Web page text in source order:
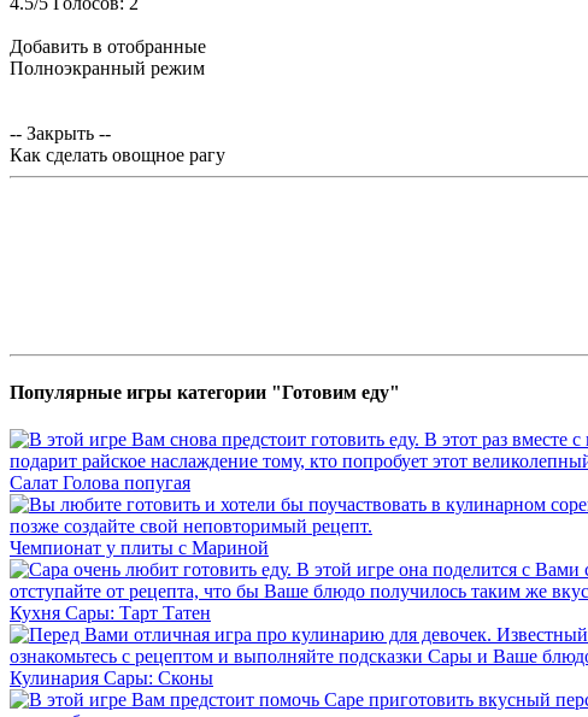
Добавить в отобранные
Полноэкранный режим
-- Закрыть --
Как сделать овощное рагу
Популярные игры категории "Готовим еду"
Салат Голова попугая
Чемпионат у плиты с Мариной
Кухня Сары: Тарт Татен
Кулинария Сары: Сконы